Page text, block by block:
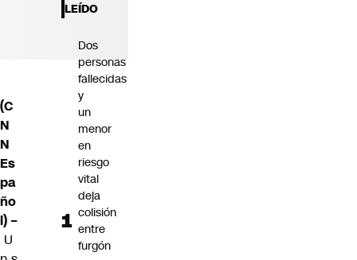
(C
N
N
Es
pa
ño
l) –
U
LEÍDO
Dos
personas
fallecidas
y
un
menor
en
riesgo
vital
deja
colisión
entre
furgón